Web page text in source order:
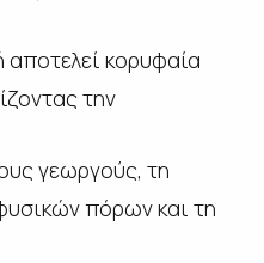
αποτελεί κορυφαία
την
γεωργούς, τη
πόρων και τη